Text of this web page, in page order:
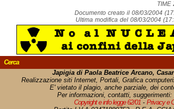
TIME
Documento creato il 08/03/2004
Ultima modifica del 08/03/2004
Cerca
Japigia di Paola Beatrice Arcano,
Realizzazione siti Internet, Portali, Grafica
E' vietato il plagio, anche parziale, dei
Per informazioni, contatti, suggerimenti:
Copyright e info legge 62/01- Privacy e